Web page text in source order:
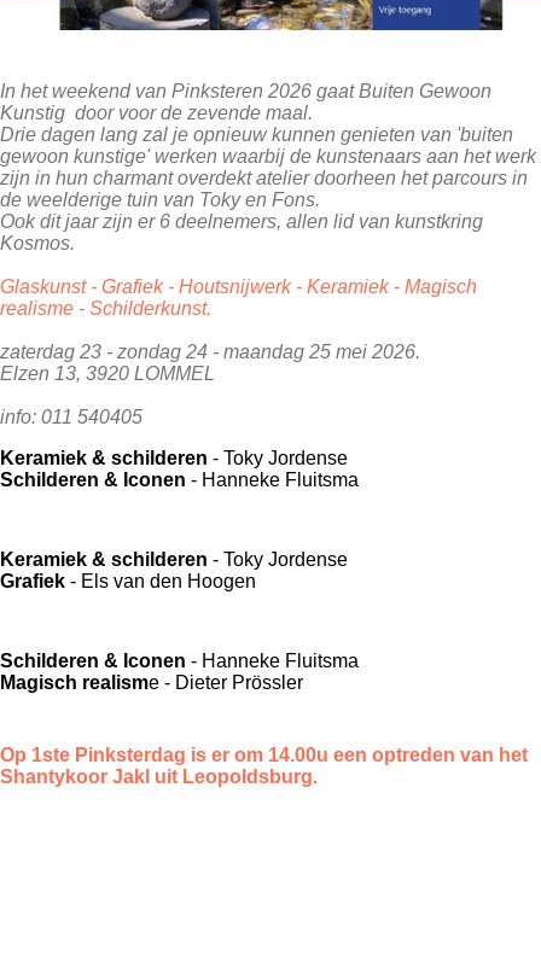
In het weekend van Pinksteren 2026 gaat Buiten Gewoon
Kunstig door voor de zevende maal.
Drie dagen lang zal je opnieuw kunnen genieten van 'buiten
gewoon kunstige' werken waarbij de kunstenaars aan het werk
zijn in hun charmant overdekt atelier doorheen het parcours in
de weelderige tuin van Toky en Fons.
​Ook dit jaar zijn er 6 deelnemers, allen lid van kunstkring
Kosmos.
Glaskunst - Grafiek - Houtsnijwerk - Keramiek - Magisch
realisme - Schilderkunst.
zaterdag 23 - zondag 24 - maandag 25 mei 2026.
Elzen 13, 3920 LOMMEL
info: 011 540405
Keramiek & schilderen - Toky Jordense
Schilderen & Iconen - Hanneke Fluitsma
Keramiek & schilderen - Toky Jordense
Grafiek - Els van den Hoogen
Schilderen & Iconen - Hanneke Fluitsma
Magisch realisme - Dieter Prössler
Op 1ste Pinksterdag is er om 14.00u een optreden van het
Shantykoor Jakl uit Leopoldsburg.